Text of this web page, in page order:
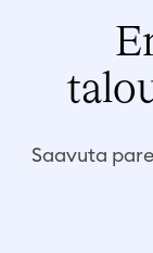
Saavuta